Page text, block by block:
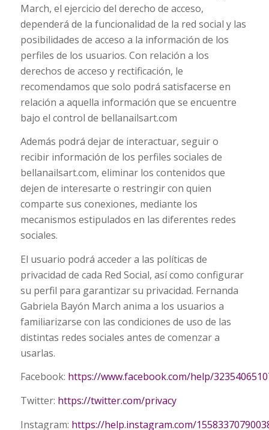
March, el ejercicio del derecho de acceso,
dependerá de la funcionalidad de la red social y las
posibilidades de acceso a la información de los
perfiles de los usuarios. Con relación a los
derechos de acceso y rectificación, le
recomendamos que solo podrá satisfacerse en
relación a aquella información que se encuentre
bajo el control de bellanailsart.com
Además podrá dejar de interactuar, seguir o
recibir información de los perfiles sociales de
bellanailsart.com, eliminar los contenidos que
dejen de interesarte o restringir con quien
comparte sus conexiones, mediante los
mecanismos estipulados en las diferentes redes
sociales.
El usuario podrá acceder a las políticas de
privacidad de cada Red Social, así como configurar
su perfil para garantizar su privacidad. Fernanda
Gabriela Bayón March anima a los usuarios a
familiarizarse con las condiciones de uso de las
distintas redes sociales antes de comenzar a
usarlas.
Facebook: https://www.facebook.com/help/
Twitter: https://twitter.com/privacy
Instagram: https://help.instagram.com/